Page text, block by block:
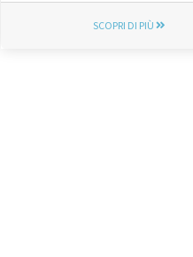
SCOPRI DI PIÙ